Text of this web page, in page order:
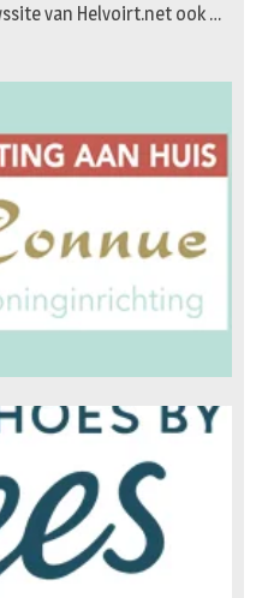
van Helvoirt.net ook …